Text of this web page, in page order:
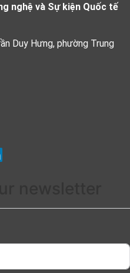
nghệ và Sự kiện Quốc tế
Duy Hưng, phường Trung